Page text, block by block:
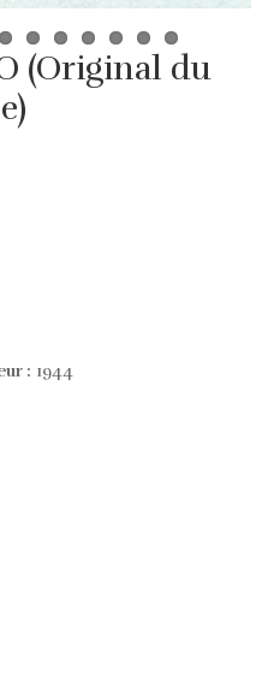
(Original du
: 1944